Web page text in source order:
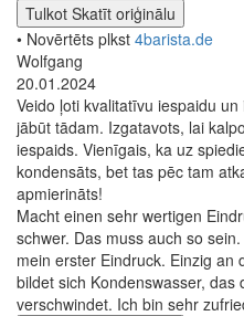
Tulkot Skatīt oriģinālu
• Novērtēts plkst 4barista.de
Wolfgang
20.01.2024
Veido ļoti kvalitatīvu iespaidu
jābūt tādam. Izgatavots, lai
iespaids. Vienīgais, ka uz
kondensāts, bet tas pēc tam
apmierināts!
Macht einen sehr wertigen
schwer. Das muss auch so
mein erster Eindruck. Einzig an
bildet sich Kondenswasser,
verschwindet. Ich bin sehr